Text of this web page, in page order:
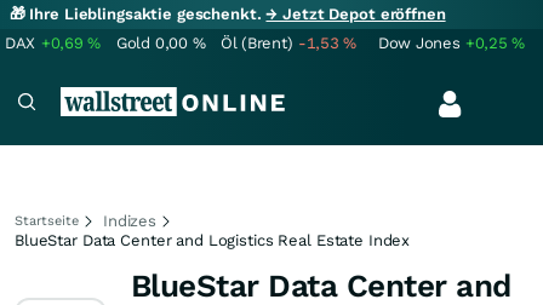
🎁 Ihre Lieblingsaktie geschenkt.→ Jetzt Depot eröffnen
DAX +0,69% Gold 0,00 % Öl (Brent) -1,53% Dow Jones +0,25%
Startseite
Indizes
BlueStar Data Center and Logistics Real Estate Index
BlueStar Data Center and